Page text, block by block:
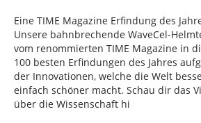
Eine TIME Magazine Erfindung des
Unsere bahnbrechende WaveCel-
vom renommierten TIME Magazine in
100 besten Erfindungen des Jahres
der Innovationen, welche die Welt
einfach schöner macht. Schau dir das
über die Wissenschaft hi